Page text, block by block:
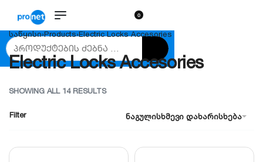
0
საწყისი›Products›Electric Locks Accesories
Electric Locks Accesories
SHOWING ALL 14 RESULTS
ნაგულისხმევი დახარისხება
Filter